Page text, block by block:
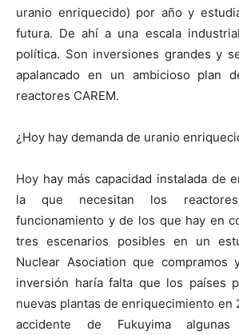
uranio enriquecido) por año y
futura. De ahí a una escala
política. Son inversiones grandes y
apalancado en un ambicioso plan
reactores CAREM.
¿Hoy hay demanda de uranio
Hoy hay más capacidad instalada de
la que necesitan los
funcionamiento y de los que hay en
tres escenarios posibles en un
Nuclear Asociation que
inversión haría falta que los países
nuevas plantas de enriquecimiento en
accidente de Fukuyima